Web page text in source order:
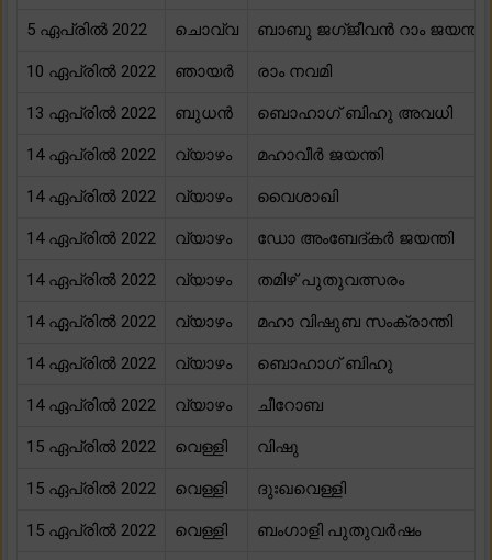
5 ഏപ്രിൽ 2022 ചൊവ്വ ബാബു ജഗ്ജീവൻ റാം ജയന്തി
10 ഏപ്രിൽ 2022 ഞായർ രാം നവമി
13 ഏപ്രിൽ 2022 ബുധൻ ബൊഹാഗ് ബിഹു അവധി
14 ഏപ്രിൽ 2022 വ്യാഴം മഹാവീർ ജയന്തി
14 ഏപ്രിൽ 2022 വ്യാഴം വൈശാഖി
14 ഏപ്രിൽ 2022 വ്യാഴം ഡോ അംബേദ്കർ ജയന്തി
14 ഏപ്രിൽ 2022 വ്യാഴം തമിഴ് പുതുവത്സരം
14 ഏപ്രിൽ 2022 വ്യാഴം മഹാ വിഷുബ സംക്രാന്തി
14 ഏപ്രിൽ 2022 വ്യാഴം ബൊഹാഗ് ബിഹു
14 ഏപ്രിൽ 2022 വ്യാഴം ചീറോബ
15 ഏപ്രിൽ 2022 വെള്ളി വിഷു
15 ഏപ്രിൽ 2022 വെള്ളി ദുഃഖവെള്ളി
15 ഏപ്രിൽ 2022 വെള്ളി ബംഗാളി പുതുവർഷം